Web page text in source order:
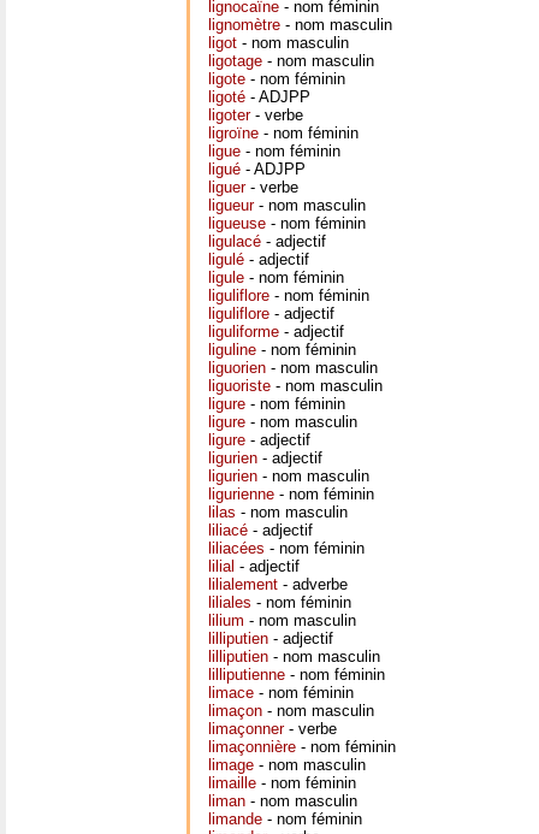
lignocaïne - nom féminin
lignomètre - nom masculin
ligot - nom masculin
ligotage - nom masculin
ligote - nom féminin
ligoté - ADJPP
ligoter- verbe
ligroïne - nom féminin
ligue - nom féminin
ligué - ADJPP
liguer- verbe
ligueur- nom masculin
ligueuse - nom féminin
ligulacé - adjectif
ligulé - adjectif
ligule - nom féminin
liguliflore - nom féminin
liguliflore - adjectif
liguliforme - adjectif
liguline - nom féminin
liguorien - nom masculin
liguoriste - nom masculin
ligure - nom féminin
ligure - nom masculin
ligure - adjectif
ligurien - adjectif
ligurien - nom masculin
ligurienne - nom féminin
lilas - nom masculin
liliacé - adjectif
liliacées - nom féminin
lilial - adjectif
lilialement - adverbe
liliales - nom féminin
lilium - nom masculin
lilliputien - adjectif
lilliputien - nom masculin
lilliputienne - nom féminin
limace - nom féminin
limaçon - nom masculin
limaçonner- verbe
limaçonnière - nom féminin
limage - nom masculin
limaille - nom féminin
liman - nom masculin
limande - nom féminin